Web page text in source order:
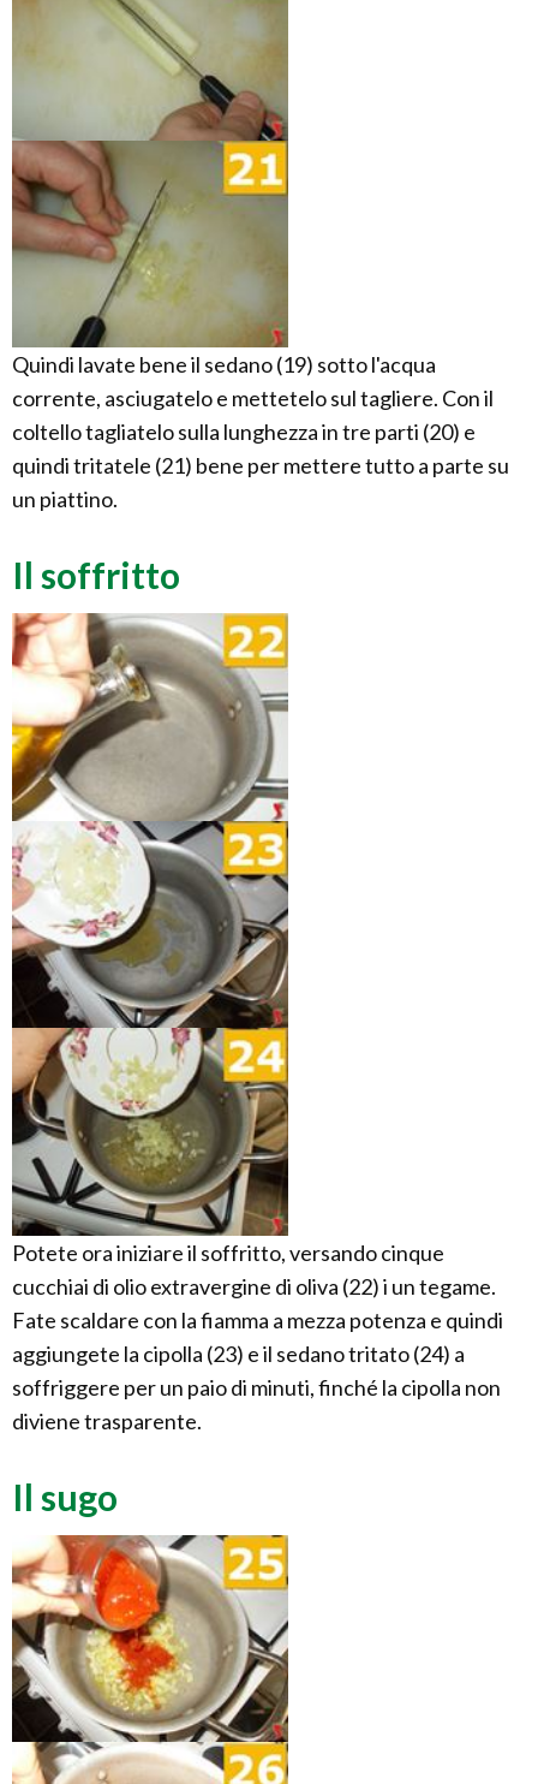
Quindi lavate bene il sedano (19) sotto l'acqua
corrente, asciugatelo e mettetelo sul tagliere. Con il
coltello tagliatelo sulla lunghezza in tre parti (20) e
quindi tritatele (21) bene per mettere tutto a parte su
un piattino.
Il soffritto
Potete ora iniziare il soffritto, versando cinque
cucchiai di olio extravergine di oliva (22) i un tegame.
Fate scaldare con la fiamma a mezza potenza e quindi
aggiungete la cipolla (23) e il sedano tritato (24) a
soffriggere per un paio di minuti, finché la cipolla non
diviene trasparente.
Il sugo